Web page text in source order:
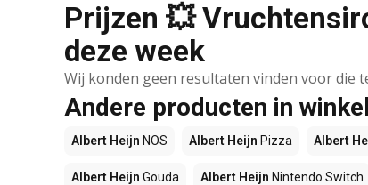
Prijzen 💥
deze week
Wij konden geen resultaten vinden voor die
Andere producten in
Albert Heijn NOS Albert Heijn Pizza Albert
Albert Heijn Gouda Albert Heijn Nintendo Switch